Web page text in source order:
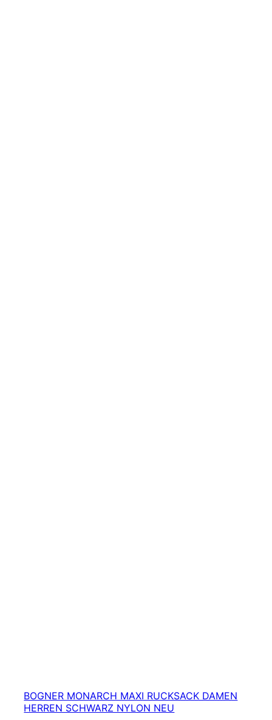
BOGNER MONARCH MAXI RUCKSACK DAMEN
HERREN SCHWARZ NYLON NEU